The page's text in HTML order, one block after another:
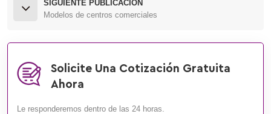
SIGUIENTE PUBLICACIÓN
Modelos de centros comerciales
Solicite Una Cotización Gratuita
Ahora
Le responderemos dentro de las 24 horas.